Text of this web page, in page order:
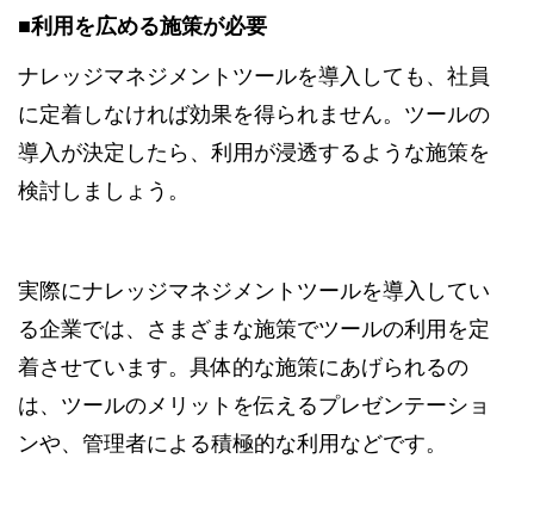
■利用を広める施策が必要
ナレッジマネジメントツールを導入しても、社員
に定着しなければ効果を得られません。ツールの
導入が決定したら、利用が浸透するような施策を
検討しましょう。
実際にナレッジマネジメントツールを導入してい
る企業では、さまざまな施策でツールの利用を定
着させています。具体的な施策にあげられるの
は、ツールのメリットを伝えるプレゼンテーショ
ンや、管理者による積極的な利用などです。